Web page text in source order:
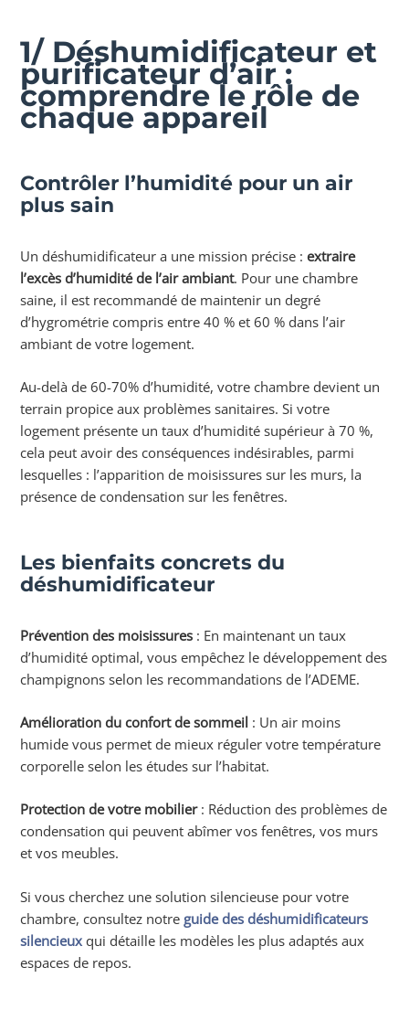
1/ Déshumidificateur et
purificateur d’air :
comprendre le rôle de
chaque appareil
Contrôler l’humidité pour un air
plus sain
Un déshumidificateur a une mission précise :extraire
l’excès d’humidité de l’air ambiant. Pour une chambre
saine, il est recommandé de maintenir un degré
d’hygrométrie compris entre 40 % et 60 % dans l’air
ambiant de votre logement.
Au-delà de 60-70% d’humidité, votre chambre devient un
terrain propice aux problèmes sanitaires. Si votre
logement présente un taux d’humidité supérieur à 70 %,
cela peut avoir des conséquences indésirables, parmi
lesquelles : l’apparition de moisissures sur les murs, la
présence de condensation sur les fenêtres.
Les bienfaits concrets du
déshumidificateur
Prévention des moisissures : En maintenant un taux
d’humidité optimal, vous empêchez le développement des
champignons selon les recommandations de l’ADEME.
Amélioration du confort de sommeil : Un air moins
humide vous permet de mieux réguler votre température
corporelle selon les études sur l’habitat.
Protection de votre mobilier: Réduction des problèmes de
condensation qui peuvent abîmer vos fenêtres, vos murs
et vos meubles.
Si vous cherchez une solution silencieuse pour votre
chambre, consultez notre guide des déshumidificateurs
silencieux qui détaille les modèles les plus adaptés aux
espaces de repos.